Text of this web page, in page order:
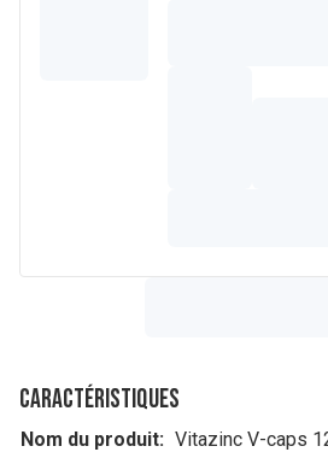
Caractéristiques
Nom du produit: Vitazinc V-caps